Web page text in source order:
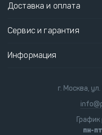
Доставка и оплата
Сервис и гарантия
Информация
г. Москва,
пн-пт